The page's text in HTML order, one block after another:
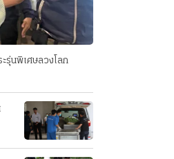
รุ่นพิเศษลวงโลก